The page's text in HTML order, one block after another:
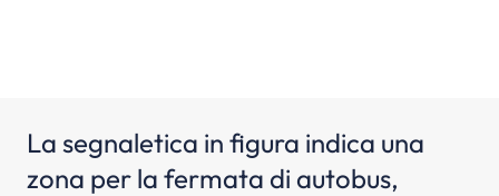
La segnaletica in figura indica una
zona per la fermata di autobus,